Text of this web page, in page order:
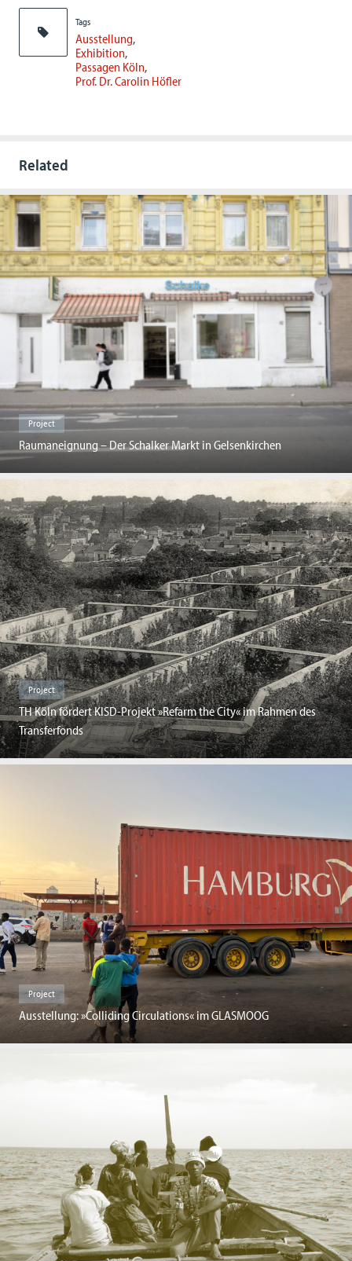
Tags
Ausstellung
Exhibition
Passagen Köln
Prof. Dr. Carolin Höfler
Related
Project
Raumaneignung – Der Schalker Markt in Gelsenkirchen
Project
TH Köln fördert KISD-Projekt »Refarm the City« im Rahmen des
Transferfonds
Project
Ausstellung: »Colliding Circulations« im GLASMOOG